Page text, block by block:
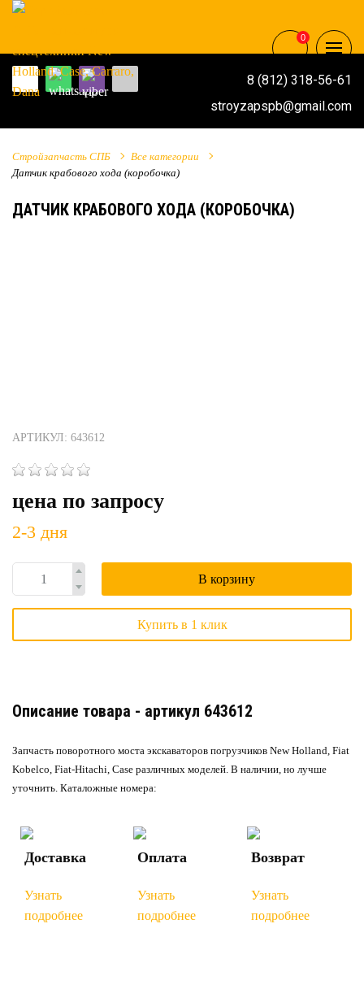
8 (812) 318-56-61
stroyzapspb@gmail.com
0
Стройзапчасть СПБ
Все категории
Датчик крабового хода (коробочка)
ДАТЧИК КРАБОВОГО ХОДА (КОРОБОЧКА)
АРТИКУЛ: 643612
цена по запросу
2-3 дня
В корзину
Купить в 1 клик
Описание товара - артикул 643612
Запчасть поворотного моста экскаваторов погрузчиков New Holland, Fiat
Kobelco, Fiat-Hitachi, Case различных моделей. В наличии, но лучше
уточнить. Каталожные номера:
Доставка
Узнать
подробнее
Оплата
Узнать
подробнее
Возврат
Узнать
подробнее